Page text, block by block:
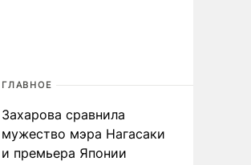
ГЛАВНОЕ
Захарова сравнила
мужество мэра Нагасаки
и премьера Японии